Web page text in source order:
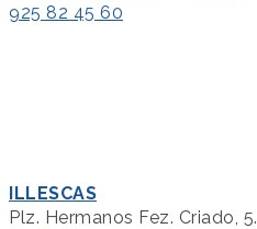
925 82 45 60
ILLESCAS
Plz. Hermanos Fez. Criado, 5.